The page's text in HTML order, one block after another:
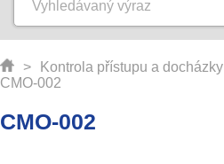
> Kontrola přístupu a docházky
CMO-002
CMO-002